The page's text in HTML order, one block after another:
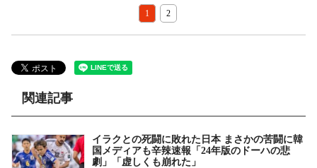
1 2
関連記事
イラクとの死闘に敗れた日本 まさかの苦闘に韓
国メディアも辛辣速報「24年版のドーハの悲
劇」「虚しくも崩れた」